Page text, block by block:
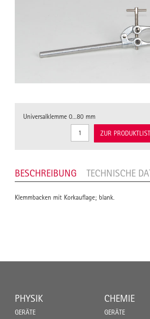
Universalklemme 0...80 mm
ZUR
BESCHREIBUNG TECHNISCHE
Klemmbacken mit Korkauflage; blank.
PHYSIK
GERÄTE
CHEMIE
GERÄTE